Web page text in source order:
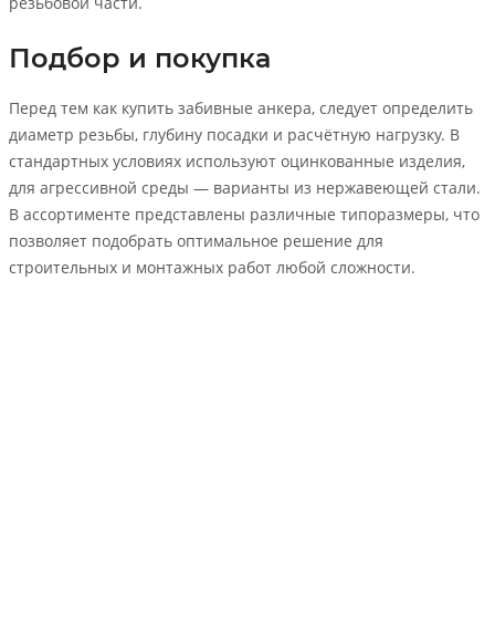
Подбор и покупка
Перед тем как купить забивные анкера, следует определить
диаметр резьбы, глубину посадки и расчётную нагрузку. В
стандартных условиях используют оцинкованные изделия,
для агрессивной среды — варианты из нержавеющей стали.
В ассортименте представлены различные типоразмеры, что
позволяет подобрать оптимальное решение для
строительных и монтажных работ любой сложности.